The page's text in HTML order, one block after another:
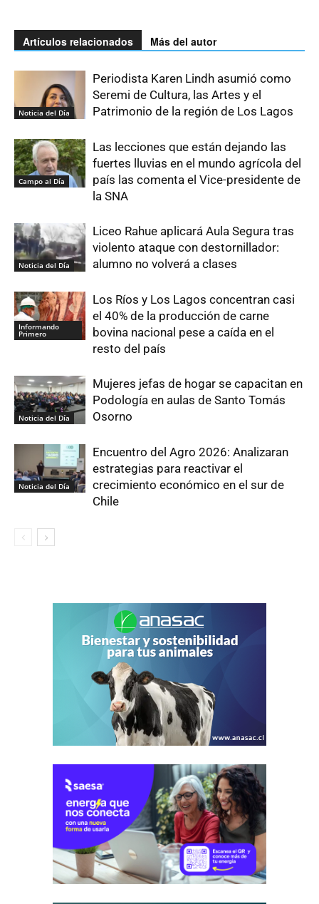
Artículos relacionados Más del autor
Noticia del Día
Periodista Karen Lindh asumió como
Seremi de Cultura, las Artes y el
Patrimonio de la región de Los Lagos
Campo al Día
Las lecciones que están dejando las
fuertes lluvias en el mundo agrícola del
país las comenta el Vice-presidente de
la SNA
Noticia del Día
Liceo Rahue aplicará Aula Segura tras
violento ataque con destornillador:
alumno no volverá a clases
Informando
Primero
Los Ríos y Los Lagos concentran casi
el 40% de la producción de carne
bovina nacional pese a caída en el
resto del país
Noticia del Día
Mujeres jefas de hogar se capacitan en
Podología en aulas de Santo Tomás
Osorno
Noticia del Día
Encuentro del Agro 2026: Analizaran
estrategias para reactivar el
crecimiento económico en el sur de
Chile